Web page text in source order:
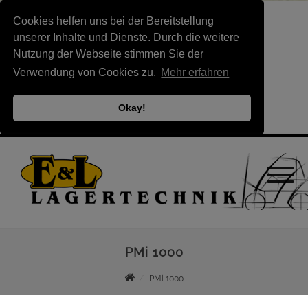
Cookies helfen uns bei der Bereitstellung
unserer Inhalte und Dienste. Durch die weitere
Nutzung der Webseite stimmen Sie der
Verwendung von Cookies zu. Mehr erfahren
Okay!
PMi 1000
PMi 1000